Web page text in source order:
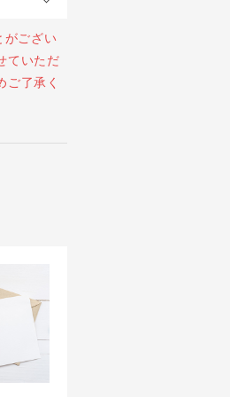
がござい
ていただ
了承く